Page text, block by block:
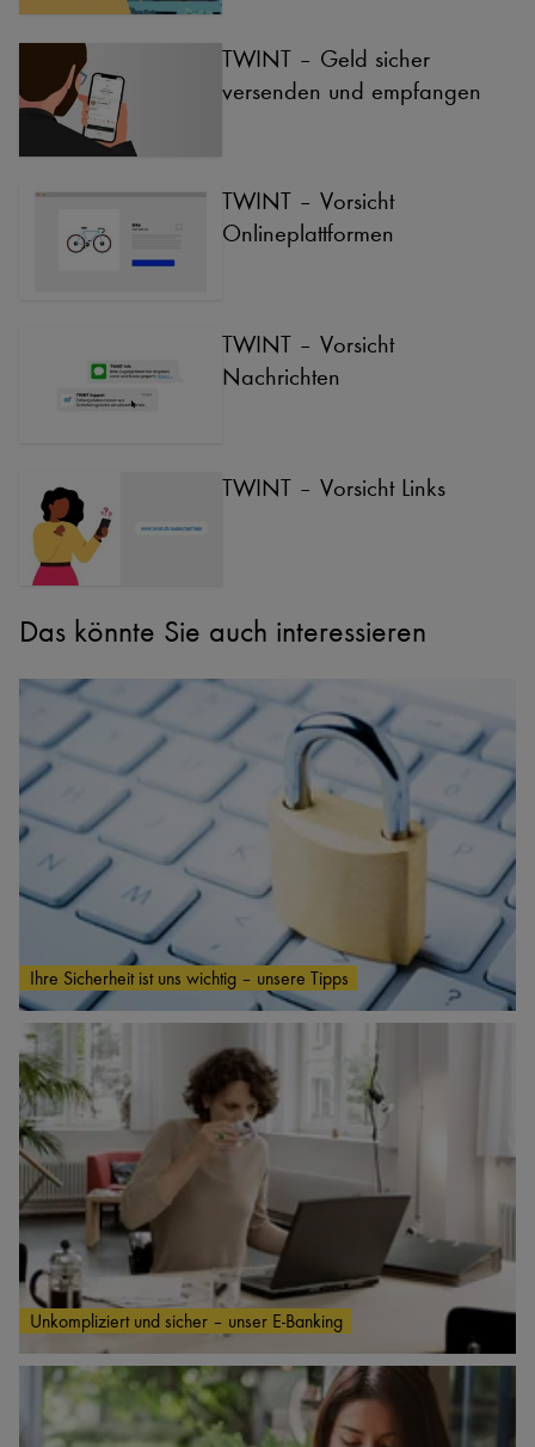
TWINT – Geld sicher
versenden und empfangen
TWINT – Vorsicht
Onlineplattformen
TWINT – Vorsicht
Nachrichten
TWINT – Vorsicht Links
Das könnte Sie auch interessieren
Ihre Sicherheit ist uns wichtig – unsere Tipps
Unkompliziert und sicher – unser E-Banking